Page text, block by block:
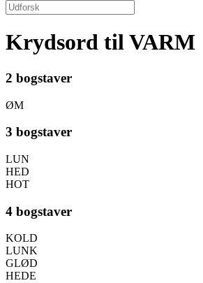
Krydsord til VARM
2 bogstaver
ØM
3 bogstaver
LUN
HED
HOT
4 bogstaver
KOLD
LUNK
GLØD
HEDE